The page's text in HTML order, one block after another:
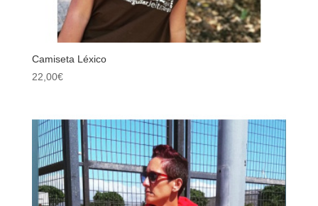
Camiseta Léxico
22,00€